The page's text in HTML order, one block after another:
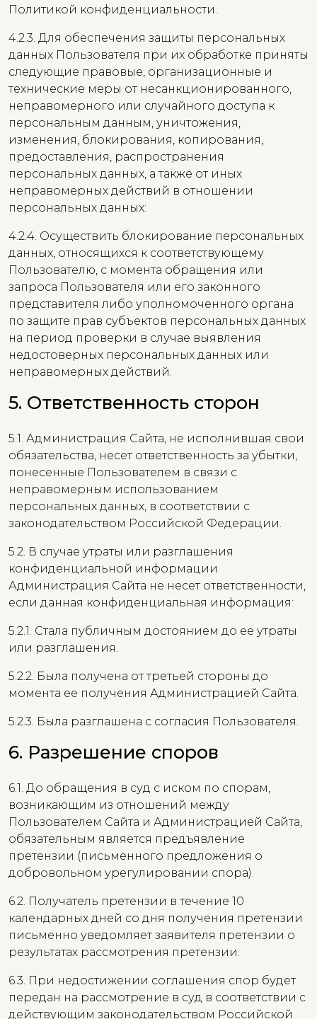
Политикой конфиденциальности.
4.2.3. Для обеспечения защиты персональных
данных Пользователя при их обработке приняты
следующие правовые, организационные и
технические меры от несанкционированного,
неправомерного или случайного доступа к
персональным данным, уничтожения,
изменения, блокирования, копирования,
предоставления, распространения
персональных данных, а также от иных
неправомерных действий в отношении
персональных данных:
4.2.4. Осуществить блокирование персональных
данных, относящихся к соответствующему
Пользователю, с момента обращения или
запроса Пользователя или его законного
представителя либо уполномоченного органа
по защите прав субъектов персональных данных
на период проверки в случае выявления
недостоверных персональных данных или
неправомерных действий.
5. Ответственность сторон
5.1. Администрация Сайта, не исполнившая свои
обязательства, несет ответственность за убытки,
понесенные Пользователем в связи с
неправомерным использованием
персональных данных, в соответствии с
законодательством Российской Федерации.
5.2. В случае утраты или разглашения
конфиденциальной информации
Администрация Сайта не несет ответственности,
если данная конфиденциальная информация:
5.2.1. Стала публичным достоянием до ее утраты
или разглашения.
5.2.2. Была получена от третьей стороны до
момента ее получения Администрацией Сайта.
5.2.3. Была разглашена с согласия Пользователя.
6. Разрешение споров
6.1. До обращения в суд с иском по спорам,
возникающим из отношений между
Пользователем Сайта и Администрацией Сайта,
обязательным является предъявление
претензии (письменного предложения о
добровольном урегулировании спора).
6.2. Получатель претензии в течение 10
календарных дней со дня получения претензии
письменно уведомляет заявителя претензии о
результатах рассмотрения претензии.
6.3. При недостижении соглашения спор будет
передан на рассмотрение в суд в соответствии с
действующим законодательством Российской